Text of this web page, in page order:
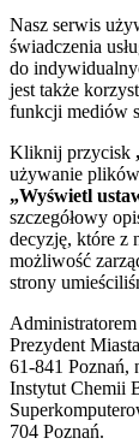
Nasz serwis
świadczenia
do
jest także
funkcji mediów
Kliknij przycisk
używanie
„Wyświetl
szczegółowy
decyzję, które z
możliwość
strony
Prezydent
61-841 Poznań,
Instytut Chemii
704 Poznań.